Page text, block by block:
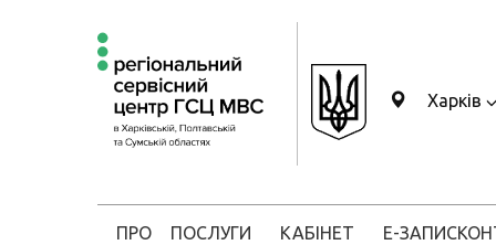
Харків
ПРО ПОСЛУГИ КАБІНЕТ Е-ЗАПИС